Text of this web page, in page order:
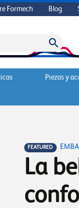
Formech Blog
Piezas y
FEATURED
La